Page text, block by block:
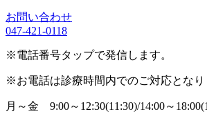
お問い合わせ
047-421-0118
※電話番号タップで発信します。
※お電話は診療時間内でのご対応となり
月～金 9:00～12:30(11:30)/14:00～